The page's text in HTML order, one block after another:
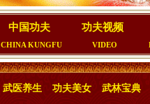
中国功夫
CHINA KUNGFU
功夫视频
VIDEO
武医养生 功夫美女 武林宝典